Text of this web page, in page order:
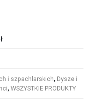
i szpachlarskich, Dysze i
, WSZYSTKIE PRODUKTY